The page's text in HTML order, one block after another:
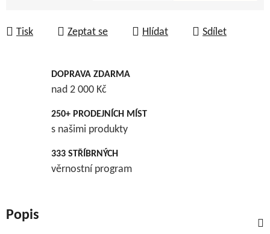
Tisk Zeptat se Hlídat Sdílet
DOPRAVA ZDARMA
nad 2 000 Kč
250+ PRODEJNÍCH MÍST
s našimi produkty
333 STŘÍBRNÝCH
věrnostní program
Popis